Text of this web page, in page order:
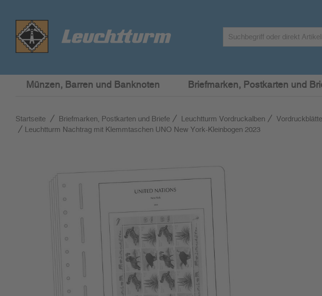
Münzen, Barren und Banknoten Briefmarken, Postkarten und
Startseite Briefmarken, Postkarten und Briefe Leuchtturm Vordruckalben
Leuchtturm Nachtrag mit Klemmtaschen UNO New York-Kleinbogen 2023